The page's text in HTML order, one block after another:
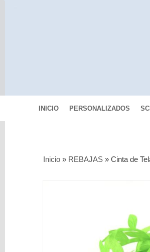
INICIO PERSONALIZADOS
Inicio » REBAJAS »Cinta de